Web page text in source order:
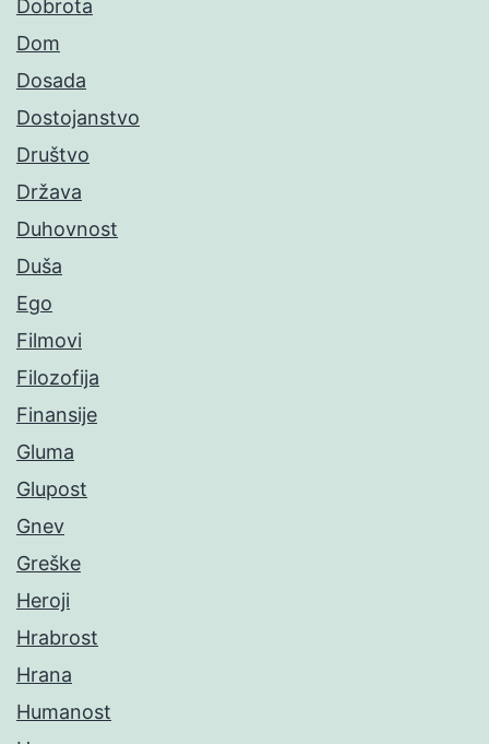
Dobrota
Dom
Dosada
Dostojanstvo
Društvo
Država
Duhovnost
Duša
Ego
Filmovi
Filozofija
Finansije
Gluma
Glupost
Gnev
Greške
Heroji
Hrabrost
Hrana
Humanost